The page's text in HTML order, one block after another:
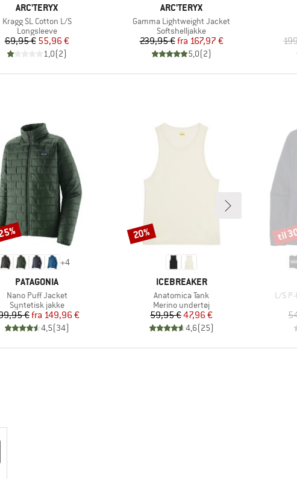
MÆRKE
ARC'TERYX
Artikel
Kragg SL Cotton L/S
Produktgruppe
Longsleeve
Pris
69,95 €Nedsat pris
55,96 €
1,0(2)
MÆRKE
ARC'TERYX
Artikel
Gamma Lightweight Jacket
Produktgruppe
Softshelljakke
Pris
239,95 € Nedsat pris
fra 167,97 €
5,0(2)
+4
MÆRKE
PATAGONIA
Artikel
Nano Puff Jacket
Produktgruppe
Syntetisk jakke
Pris
€ Nedsat pris
fra 149,96 €
4,5(34)
MÆRKE
ICEBREAKER
Artikel
Anatomica Tank
Produktgruppe
Merino undertøj
Pris
59,95 €Nedsat pris
47,96 €
4,6(25)
Rabat
20%
Artikel
L/S
Rabat
til